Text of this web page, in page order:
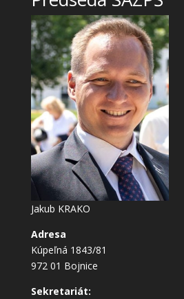
Jakub KRAKO
Adresa
Kúpeľná 1843/81
972 01 Bojnice
Sekretariát: